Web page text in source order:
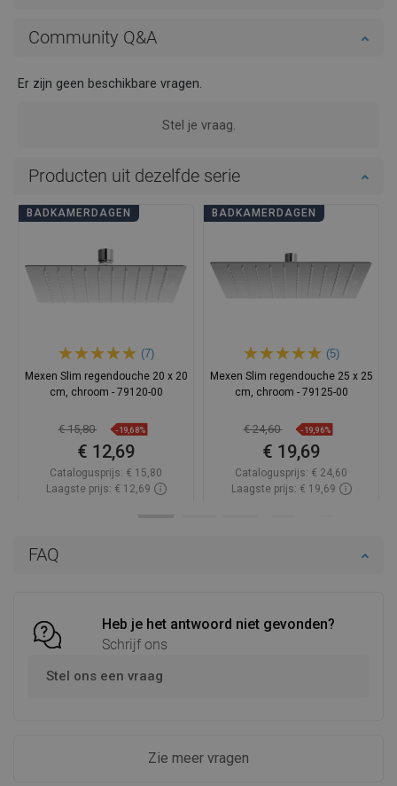
FAQ
Heb je het antwoord niet gevonden?
Schrijf ons
Stel ons een vraag
Zie meer vragen
Community Q&A
Er zijn geen beschikbare vragen.
Stel je vraag.
Producten uit dezelfde serie
BADKAMERDAGEN
(7)
Mexen Slim regendouche 20 x 20
cm, chroom - 79120-00
€ 15,80 -19,68%
€ 12,69
Catalogusprijs: € 15,80
Laagste prijs: € 12,69
BADKAMERDAGEN
(5)
Mexen Slim regendouche 25 x 25
cm, chroom - 79125-00
€ 24,60 -19,96%
€ 19,69
Catalogusprijs: € 24,60
Laagste prijs: € 19,69